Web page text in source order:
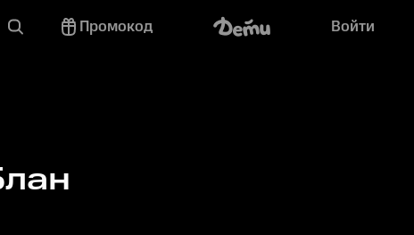
Промокод Войти